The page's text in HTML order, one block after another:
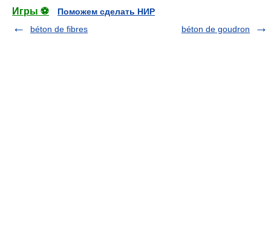
Игры ⚽
Поможем сделать НИР
béton de fibres
béton de goudron